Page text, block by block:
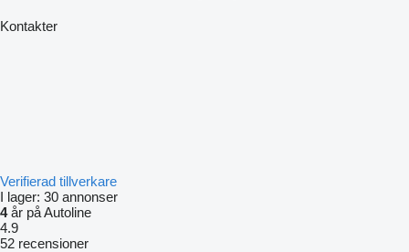
Kontakter
Verifierad tillverkare
I lager: 30 annonser
4år på Autoline
4.9
52 recensioner